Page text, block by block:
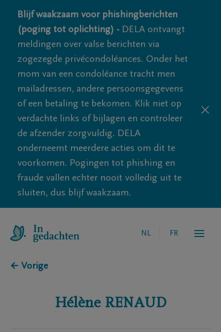
Blijf waakzaam voor phishingberichten
(poging tot oplichting) - DELA ontvangt
meldingen over valse berichten via
zogezegde privécondoléances. Onder het
mom van een condoléance tracht men
mailadressen, andere persoonsgegevens
of een betaling te bekomen. Klik niet op
verdachte links of bijlagen en controleer
de afzender zorgvuldig. DELA
onderneemt meerdere acties om dit te
voorkomen. Pogingen tot phishing en
fraude vallen echter nooit volledig uit te
sluiten, dus blijf waakzaam.
NL FR
← Vorige
Hélène RENAUD